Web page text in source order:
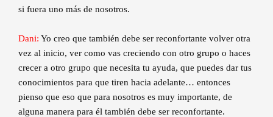
si fuera uno más de nosotros.
Dani: Yo creo que también debe ser reconfortante volver otra
vez al inicio, ver como vas creciendo con otro grupo o haces
crecer a otro grupo que necesita tu ayuda, que puedes dar tus
conocimientos para que tiren hacia adelante… entonces
pienso que eso que para nosotros es muy importante, de
alguna manera para él también debe ser reconfortante.